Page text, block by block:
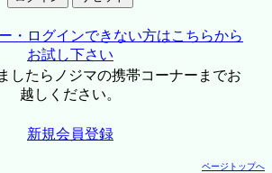
・ログインできない方はこちらから
お試し下さい
したらノジマの携帯コーナーまでお
越しください。
新規会員登録
ページトップへ